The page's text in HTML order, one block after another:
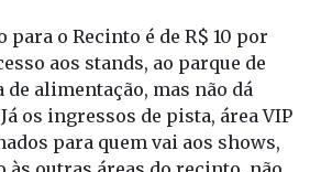
para quem vai aos shows,
às outras áreas do recinto, não
dois ingressos.
feira, para os shows e outras